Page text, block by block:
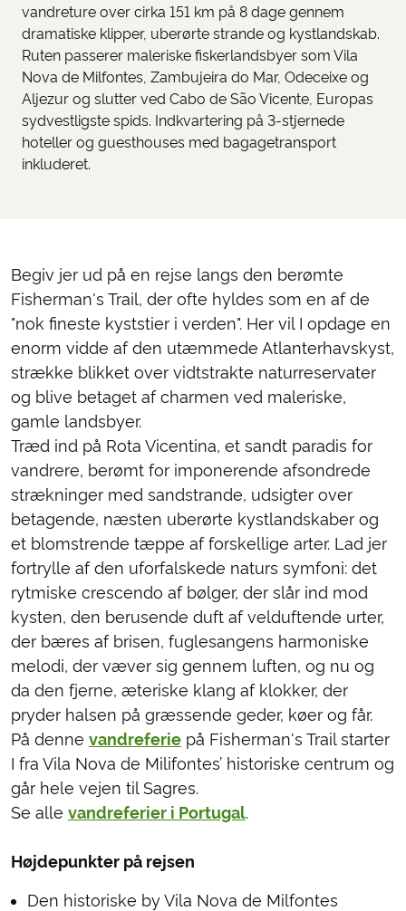
vandreture over cirka 151 km på 8 dage gennem
dramatiske klipper, uberørte strande og kystlandskab.
Ruten passerer maleriske fiskerlandsbyer som Vila
Nova de Milfontes, Zambujeira do Mar, Odeceixe og
Aljezur og slutter ved Cabo de São Vicente, Europas
sydvestligste spids. Indkvartering på 3-stjernede
hoteller og guesthouses med bagagetransport
inkluderet.
Begiv jer ud på en rejse langs den berømte
Fisherman's Trail, der ofte hyldes som en af de
"nok fineste kyststier i verden". Her vil I opdage en
enorm vidde af den utæmmede Atlanterhavskyst,
strække blikket over vidtstrakte naturreservater
og blive betaget af charmen ved maleriske,
gamle landsbyer.
Træd ind på Rota Vicentina, et sandt paradis for
vandrere, berømt for imponerende afsondrede
strækninger med sandstrande, udsigter over
betagende, næsten uberørte kystlandskaber og
et blomstrende tæppe af forskellige arter. Lad jer
fortrylle af den uforfalskede naturs symfoni: det
rytmiske crescendo af bølger, der slår ind mod
kysten, den berusende duft af velduftende urter,
der bæres af brisen, fuglesangens harmoniske
melodi, der væver sig gennem luften, og nu og
da den fjerne, æteriske klang af klokker, der
pryder halsen på græssende geder, køer og får.
På dennevandreferie på Fisherman's Trail starter
I fra Vila Nova de Milifontes’ historiske centrum og
går hele vejen til Sagres.
Se allevandreferier i Portugal.
Højdepunkter på rejsen
Den historiske by Vila Nova de Milfontes